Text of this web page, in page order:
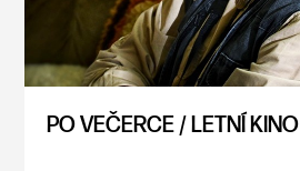
PO VEČERCE / LETNÍ KINO